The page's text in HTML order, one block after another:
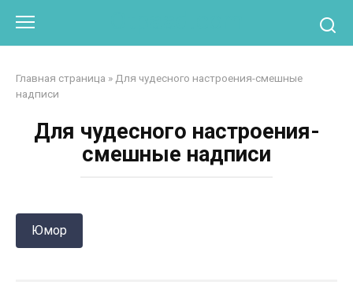
контенту
Главная страница » Для чудесного настроения-смешные
надписи
Для чудесного настроения-
смешные надписи
Юмор